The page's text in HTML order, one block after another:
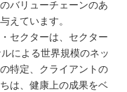
バリューチェーンのあ
えています。
セクターは、セクター
による世界規模のネッ
特定、クライアントの
は、健康上の成果をベ